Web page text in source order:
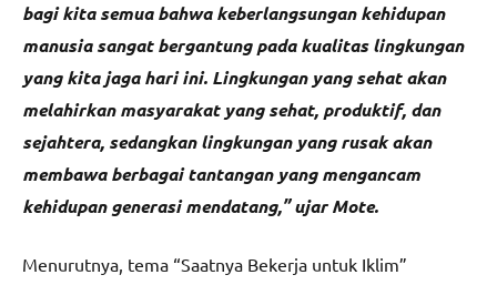
bagi kita semua bahwa keberlangsungan kehidupan
manusia sangat bergantung pada kualitas lingkungan
yang kita jaga hari ini. Lingkungan yang sehat akan
melahirkan masyarakat yang sehat, produktif, dan
sejahtera, sedangkan lingkungan yang rusak akan
membawa berbagai tantangan yang mengancam
kehidupan generasi mendatang,” ujar Mote.
Menurutnya, tema “Saatnya Bekerja untuk Iklim”